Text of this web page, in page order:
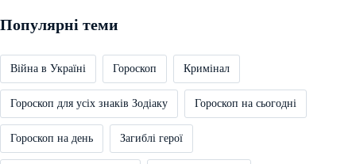
Популярні теми
Війна в Україні Гороскоп Кримінал
Гороскоп для усіх знаків Зодіаку Гороскоп на сьогодні
Гороскоп на день Загиблі герої